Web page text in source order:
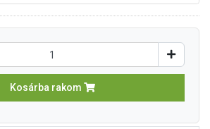
Kosárba rakom